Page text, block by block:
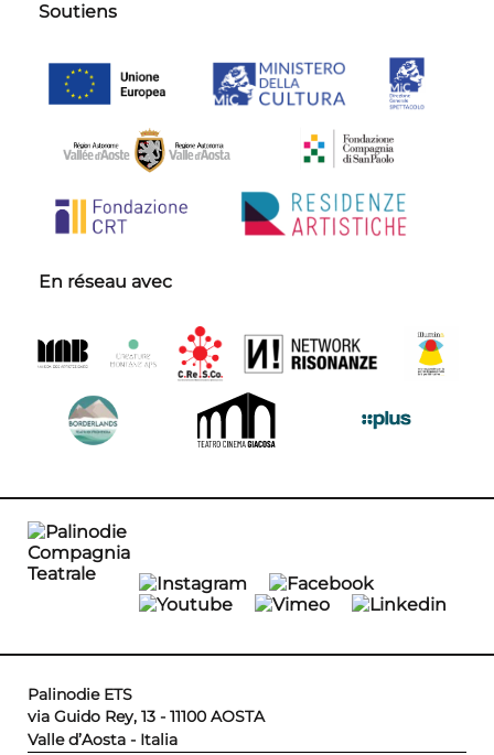
Soutiens
En réseau avec
Palinodie ETS
via Guido Rey, 13 - 11100 AOSTA
Valle d’Aosta - Italia